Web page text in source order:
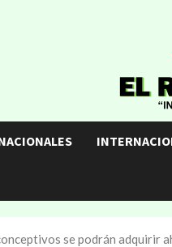
se podrán adquirir